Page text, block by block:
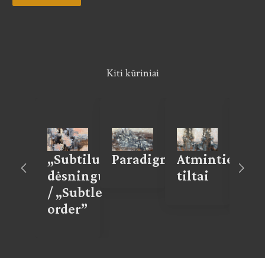
Kiti kūriniai
„Subtilus
dėsningumas”
/ „Subtle
order”
ParadigmosAtminties
tiltai